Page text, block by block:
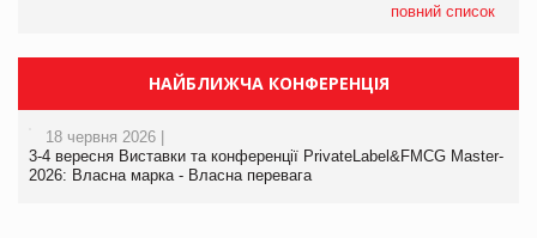
повний список
НАЙБЛИЖЧА КОНФЕРЕНЦІЯ
18 червня 2026 |
3-4 вересня Виставки та конференції PrivateLabel&FMCG Master-
2026: Власна марка - Власна перевага